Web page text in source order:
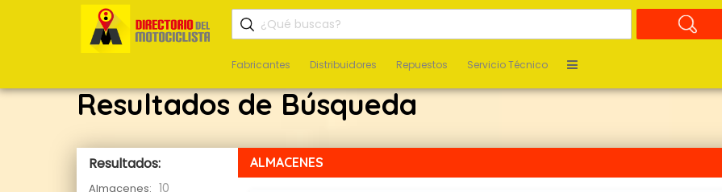
Fabricantes Distribuidores Repuestos Servicio Técnico
Resultados de Búsqueda
Resultados:
Almacenes: 10
ALMACENES